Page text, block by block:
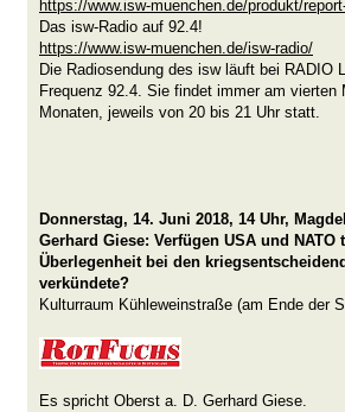
https://www.isw-muenchen.de/produkt/
Das isw-Radio auf 92.4!
https://www.isw-muenchen.de/isw-radio/
Die Radiosendung des isw läuft bei RADIO
Frequenz 92.4. Sie findet immer am vierten
Monaten, jeweils von 20 bis 21 Uhr statt.
Donnerstag, 14. Juni 2018, 14 Uhr,
Gerhard Giese: Verfügen USA und
Überlegenheit bei den
verkündete?
Kulturraum Kühleweinstraße (am Ende der
Es spricht Oberst a. D. Gerhard Giese.